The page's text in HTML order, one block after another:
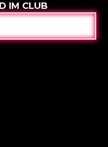
IM CLUB